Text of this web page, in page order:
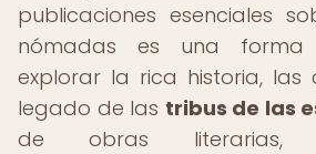
publicaciones esenciales
nómadas es una forma
explorar la rica historia, las
legado de las tribus de las
de obras literarias,